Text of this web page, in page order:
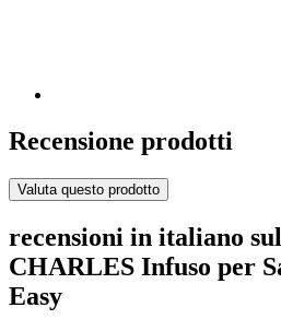
Recensione prodotti
Valuta questo prodotto
recensioni in italiano
CHARLES Infuso per
Easy